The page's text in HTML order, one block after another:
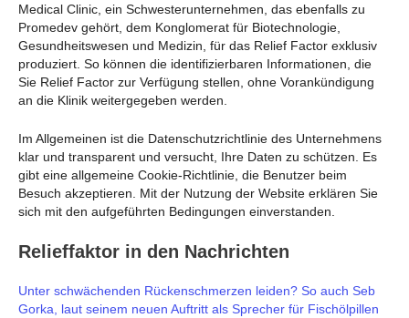
Medical Clinic, ein Schwesterunternehmen, das ebenfalls zu
Promedev gehört, dem Konglomerat für Biotechnologie,
Gesundheitswesen und Medizin, für das Relief Factor exklusiv
produziert. So können die identifizierbaren Informationen, die
Sie Relief Factor zur Verfügung stellen, ohne Vorankündigung
an die Klinik weitergegeben werden.
Im Allgemeinen ist die Datenschutzrichtlinie des Unternehmens
klar und transparent und versucht, Ihre Daten zu schützen. Es
gibt eine allgemeine Cookie-Richtlinie, die Benutzer beim
Besuch akzeptieren. Mit der Nutzung der Website erklären Sie
sich mit den aufgeführten Bedingungen einverstanden.
Relieffaktor in den Nachrichten
Unter schwächenden Rückenschmerzen leiden? So auch Seb
Gorka, laut seinem neuen Auftritt als Sprecher für Fischölpillen